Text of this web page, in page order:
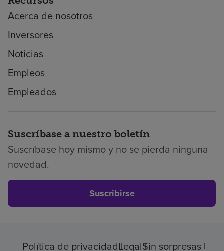
Acerca de nosotros
Inversores
Noticias
Empleos
Empleados
Suscríbase a nuestro boletín
Suscríbase hoy mismo y no se pierda ninguna
novedad.
Suscribirse
Política de privacidadLegalSin sorpresas